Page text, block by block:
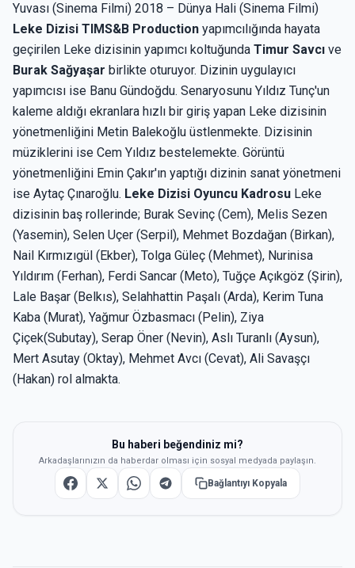
Yuvası (Sinema Filmi) 2018 – Dünya Hali (Sinema Filmi)
Leke Dizisi TIMS&B Production yapımcılığında hayata
geçirilen Leke dizisinin yapımcı koltuğunda Timur Savcı ve
Burak Sağyaşar birlikte oturuyor. Dizinin uygulayıcı
yapımcısı ise Banu Gündoğdu. Senaryosunu Yıldız Tunç'un
kaleme aldığı ekranlara hızlı bir giriş yapan Leke dizisinin
yönetmenliğini Metin Balekoğlu üstlenmekte. Dizisinin
müziklerini ise Cem Yıldız bestelemekte. Görüntü
yönetmenliğini Emin Çakır'ın yaptığı dizinin sanat yönetmeni
ise Aytaç Çınaroğlu. Leke Dizisi Oyuncu Kadrosu Leke
dizisinin baş rollerinde; Burak Sevinç (Cem), Melis Sezen
(Yasemin), Selen Uçer (Serpil), Mehmet Bozdağan (Birkan),
Nail Kırmızıgül (Ekber), Tolga Güleç (Mehmet), Nurinisa
Yıldırım (Ferhan), Ferdi Sancar (Meto), Tuğçe Açıkgöz (Şirin),
Lale Başar (Belkıs), Selahhattin Paşalı (Arda), Kerim Tuna
Kaba (Murat), Yağmur Özbasmacı (Pelin), Ziya
Çiçek(Subutay), Serap Öner (Nevin), Aslı Turanlı (Aysun),
Mert Asutay (Oktay), Mehmet Avcı (Cevat), Ali Savaşçı
(Hakan) rol almakta.
Bu haberi beğendiniz mi?
Arkadaşlarınızın da haberdar olması için sosyal medyada paylaşın.
Bağlantıyı Kopyala